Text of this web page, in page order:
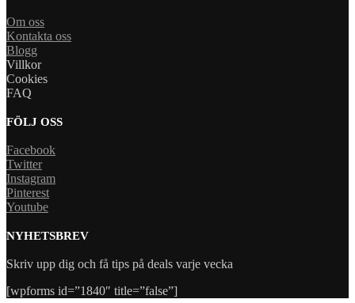
Om oss
Kontakta oss
Blogg
Villkor
Cookies
FAQ
FÖLJ OSS
Facebook
Twitter
Instagram
Pinterest
Youtube
NYHETSBREV
Skriv upp dig och få tips på deals varje vecka
[wpforms id=”1840″ title=”false”]